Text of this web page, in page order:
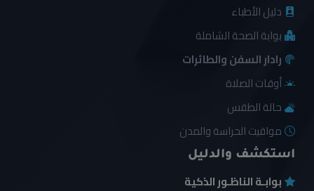
دليل الأطباء
بوابة الصحة الشاملة
رادار السفن والطائرات
أوقات الصلاة
حالة الطقس
مواقيت الحراسة والمدن
استكشف والدليل
بوابـة الناظـور الذكية